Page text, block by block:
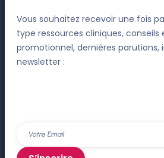
Vous souhaitez recevoir une fois
type ressources cliniques,
promotionnel, dernières parutions,
newsletter :